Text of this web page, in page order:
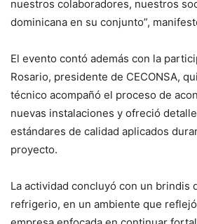
nuestros colaboradores, nuestros
dominicana en su conjunto”,
El evento contó además con la
Rosario, presidente de CECONSA,
técnico acompañó el proceso de
nuevas instalaciones y ofreció
estándares de calidad aplicados
proyecto.
La actividad concluyó con un brindis
refrigerio, en un ambiente que